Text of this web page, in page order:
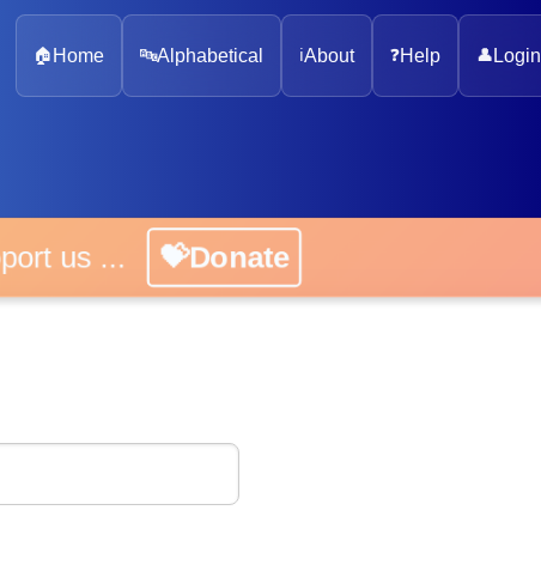
🏠 Home 🔤Alphabetical ℹ️About ❓Help 👤 Login
us ... 💝Donate